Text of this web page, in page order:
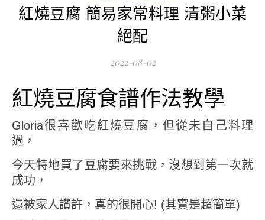
紅燒豆腐 簡易家常料理 清粥小菜
絕配
2022-08-02
紅燒豆腐食譜作法教學
Gloria很喜歡吃紅燒豆腐，但從未自己料理
過，
今天特地買了豆腐要來挑戰，沒想到第一次就
成功，
還被家人讚許，真的很開心! (其實是超簡單)